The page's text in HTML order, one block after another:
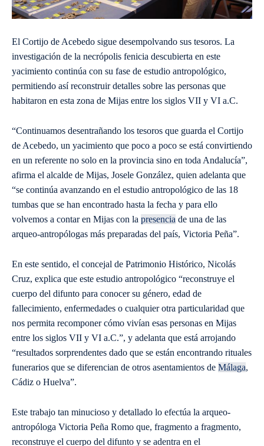
El Cortijo de Acebedo sigue desempolvando sus tesoros. La
investigación de la necrópolis fenicia descubierta en este
yacimiento continúa con su fase de estudio antropológico,
permitiendo así reconstruir detalles sobre las personas que
habitaron en esta zona de Mijas entre los siglos VII y VI a.C.
“Continuamos desentrañando los tesoros que guarda el Cortijo
de Acebedo, un yacimiento que poco a poco se está convirtiendo
en un referente no solo en la provincia sino en toda Andalucía”,
afirma el alcalde de Mijas, Josele González, quien adelanta que
“se continúa avanzando en el estudio antropológico de las 18
tumbas que se han encontrado hasta la fecha y para ello
volvemos a contar en Mijas con la presencia de una de las
arqueo-antropólogas más preparadas del país, Victoria Peña”.
En este sentido, el concejal de Patrimonio Histórico, Nicolás
Cruz, explica que este estudio antropológico “reconstruye el
cuerpo del difunto para conocer su género, edad de
fallecimiento, enfermedades o cualquier otra particularidad que
nos permita recomponer cómo vivían esas personas en Mijas
entre los siglos VII y VI a.C.”, y adelanta que está arrojando
“resultados sorprendentes dado que se están encontrando rituales
funerarios que se diferencian de otros asentamientos de Málaga,
Cádiz o Huelva”.
Este trabajo tan minucioso y detallado lo efectúa la arqueo-
antropóloga Victoria Peña Romo que, fragmento a fragmento,
reconstruye el cuerpo del difunto y se adentra en el